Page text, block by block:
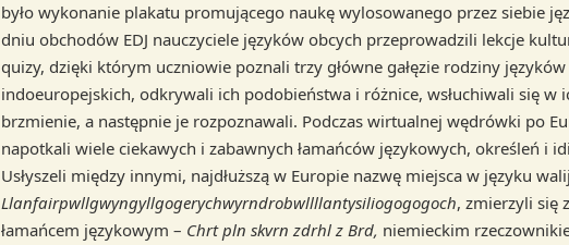
było wykonanie plakatu promującego naukę wylosowanego przez siebie
dniu obchodów EDJ nauczyciele języków obcych przeprowadzili lekcje
quizy, dzięki którym uczniowie poznali trzy główne gałęzie rodziny języków
indoeuropejskich, odkrywali ich podobieństwa i różnice, wsłuchiwali się w
brzmienie, a następnie je rozpoznawali. Podczas wirtualnej wędrówki po
napotkali wiele ciekawych i zabawnych łamańców językowych, określeń i
Usłyszeli między innymi, najdłuższą w Europie nazwę miejsca w języku
Llanfairpwllgwyngyllgogerychwyrndrobwllllantysiliogogogoch, zmierzyli się
łamańcem językowym – Chrt pln skvrn zdrhl z Brd, niemieckim